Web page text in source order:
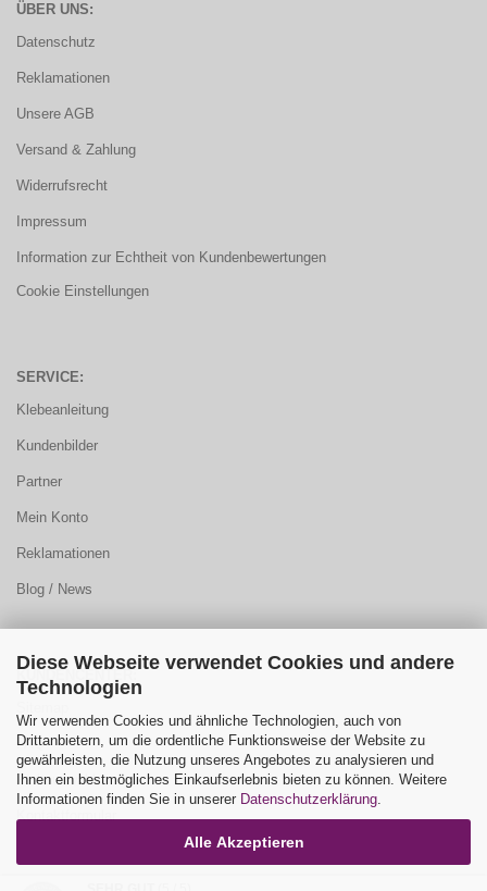
Diese Webseite verwendet Cookies und andere
Technologien
Wir verwenden Cookies und ähnliche Technologien, auch von
Drittanbietern, um die ordentliche Funktionsweise der Website zu
gewährleisten, die Nutzung unseres Angebotes zu analysieren und
Ihnen ein bestmögliches Einkaufserlebnis bieten zu können. Weitere
Informationen finden Sie in unserer Datenschutzerklärung.
Alle Akzeptieren
ÜBER UNS:
Datenschutz
Reklamationen
Unsere AGB
Versand & Zahlung
Widerrufsrecht
Impressum
Information zur Echtheit von Kundenbewertungen
Cookie Einstellungen
SERVICE:
Klebeanleitung
Kundenbilder
Partner
Mein Konto
Reklamationen
Blog / News
FAQ
Farbauswahl
Kontaktformular